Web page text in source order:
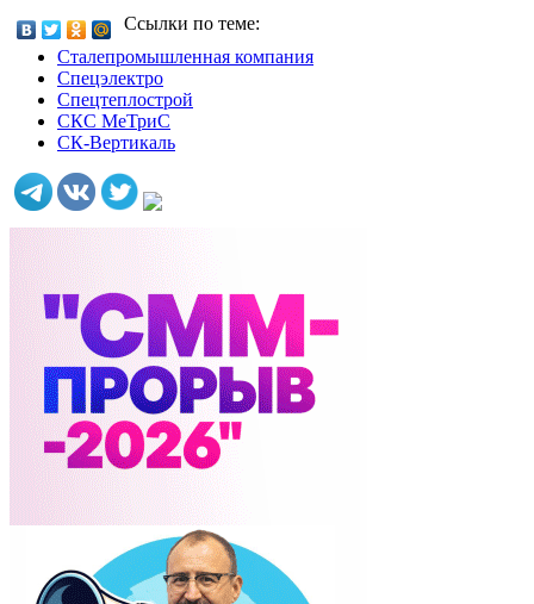
Ссылки по теме:
Сталепромышленная компания
Спецэлектро
Спецтеплострой
СКС МеТриС
СК-Вертикаль